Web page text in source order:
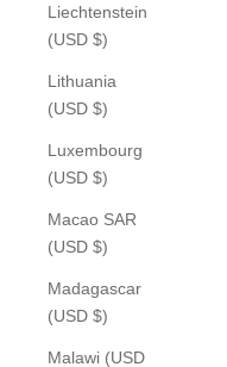
Liechtenstein
(USD $)
Lithuania
(USD $)
Luxembourg
(USD $)
Macao SAR
(USD $)
Madagascar
(USD $)
Malawi (USD